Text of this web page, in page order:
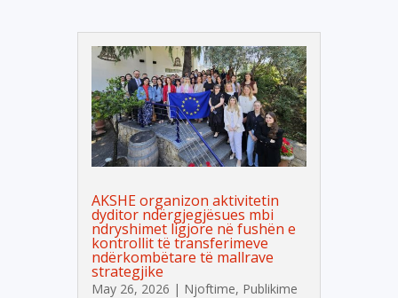
AKSHE organizon aktivitetin
dyditor ndërgjegjësues mbi
ndryshimet ligjore në fushën e
kontrollit të transferimeve
ndërkombëtare të mallrave
strategjike
May 26, 2026 | Njoftime, Publikime